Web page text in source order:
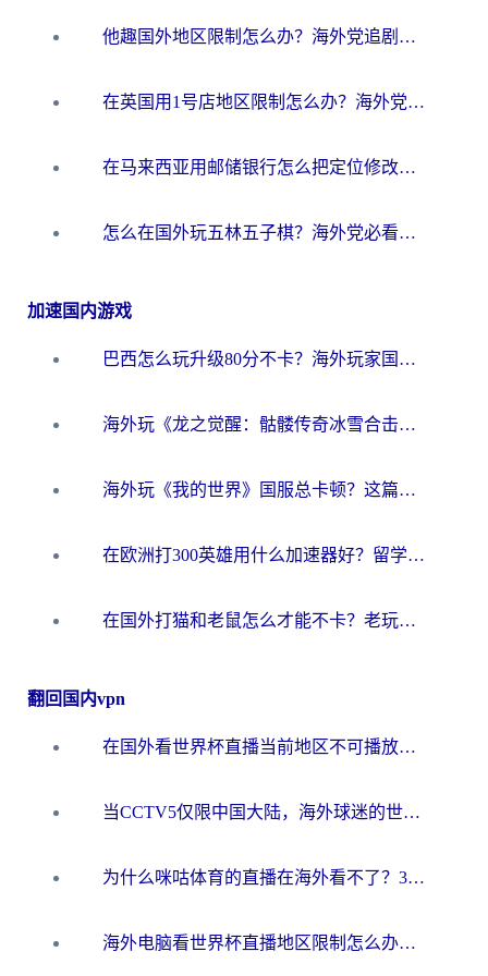
他趣国外地区限制怎么办？海外党追剧听歌看直播的一站式解决方案
在英国用1号店地区限制怎么办？海外党必看的回国加速全攻略
在马来西亚用邮储银行怎么把定位修改到中国国内？3个海外生活痛点一次解决
怎么在国外玩五林五子棋？海外党必看的回国加速全攻略（附优酷荔枝FM解决方法）
加速国内游戏
巴西怎么玩升级80分不卡？海外玩家国服游戏加速器终极指南（附避坑技巧）
海外玩《龙之觉醒：骷髅传奇冰雪合击》延迟高？这篇指南帮你解决卡顿烦恼！
海外玩《我的世界》国服总卡顿？这篇我的世界游戏加速器指南帮你解决所有问题
在欧洲打300英雄用什么加速器好？留学生亲测有效的解决方案来了
在国外打猫和老鼠怎么才能不卡？老玩家亲测的终极加速指南
翻回国内vpn
在国外看世界杯直播当前地区不可播放？海外党必看的回国加速全攻略
当CCTV5仅限中国大陆，海外球迷的世界杯狂欢如何继续？
为什么咪咕体育的直播在海外看不了？3步解决海外看世界杯+抖音地区限制难题
海外电脑看世界杯直播地区限制怎么办？你需要一个聪明的加速器